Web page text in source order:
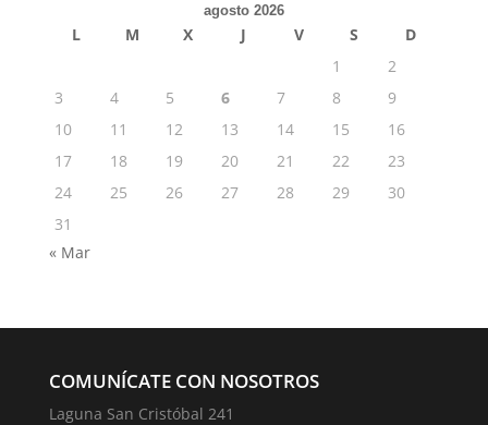
agosto 2026
L M X J V S
D
1
2
3
4 5 6 7 8
9
10
11 12 13 14 15
16
17
18 19 20 21 22
23
24
25 26 27 28 29
30
31
« Mar
COMUNÍCATE CON NOSOTROS
Laguna San Cristóbal 241